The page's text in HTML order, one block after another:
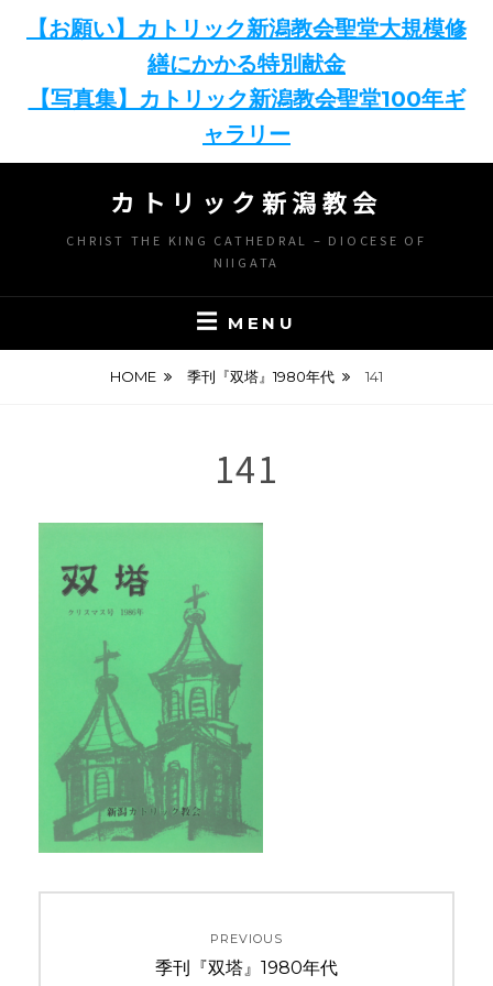
【お願い】カトリック新潟教会聖堂大規模修
繕にかかる特別献金
【写真集】カトリック新潟教会聖堂100年ギ
ャラリー
content
カトリック新潟教会
CHRIST THE KING CATHEDRAL – DIOCESE OF
NIIGATA
MENU
HOME 季刊『双塔』1980年代 141
141
PREVIOUS
Previous
季刊『双塔』1980年代